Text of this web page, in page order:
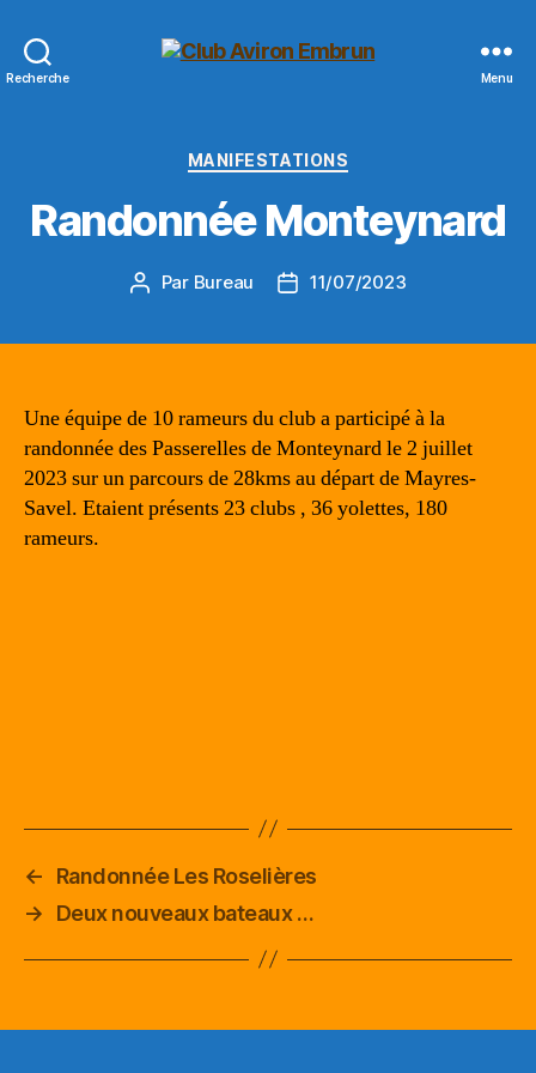
Recherche Menu
Catégories
MANIFESTATIONS
Randonnée Monteynard
Auteur
Par Bureau
Date11/07/2023
Une équipe de 10 rameurs du club a participé à la
randonnée des Passerelles de Monteynard le 2 juillet
2023 sur un parcours de 28kms au départ de Mayres-
Savel. Etaient présents 23 clubs , 36 yolettes, 180
rameurs.
←
Randonnée Les Roselières
→
Deux nouveaux bateaux …